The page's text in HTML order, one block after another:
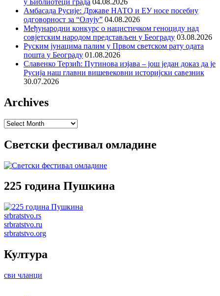
у Библиотеци града 04.08.2026
Амбасада Русије: Државе НАТО и ЕУ носе посебну
одговорност за “Олују” 04.08.2026
Међународни конкурс о нацистичком геноциду над
совјетским народом представљен у Београду 03.08.2026
Руским јунацима палим у Првом светском рату одата
пошта у Београду 01.08.2026
Славенко Терзић: Путинова изјава – још један доказ да је
Русија наш главни вишевековни историјски савезник
30.07.2026
Archives
Archives
Светски фестивал омладине
225 година Пушкина
srbratstvo.rs
srbratstvo.ru
srbratstvo.org
Култура
сви чланци